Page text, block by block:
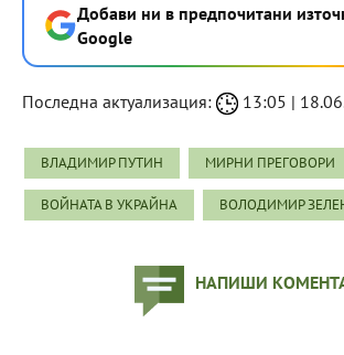
Добави ни в предпочитани
Google
Последна актуализация: 13:05 |
ВЛАДИМИР ПУТИН МИРНИ ПРЕГОВОРИ
ВОЙНАТА В УКРАЙНА ВОЛОДИМИР
НАПИШИ